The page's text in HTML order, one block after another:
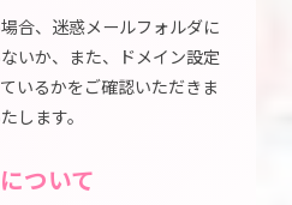
合、迷惑メールフォルダに
いか、また、ドメイン設定
いるかをご確認いただきま
します。
ついて